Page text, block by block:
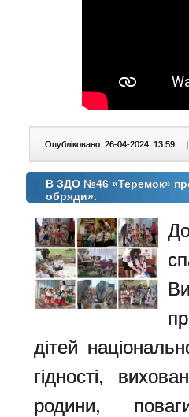
Опубліковано: 26-04-2024, 13:59 |
В ЗДО №46 «Теремок»
обряди».
дітей
гідності,
родини,